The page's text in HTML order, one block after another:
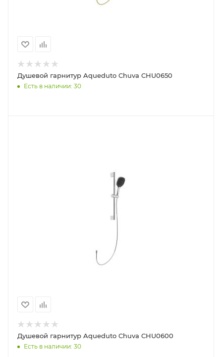
Душевой гарнитур Aqueduto Chuva CHU0650
Есть в наличии: 30
Душевой гарнитур Aqueduto Chuva CHU0600
Есть в наличии: 30